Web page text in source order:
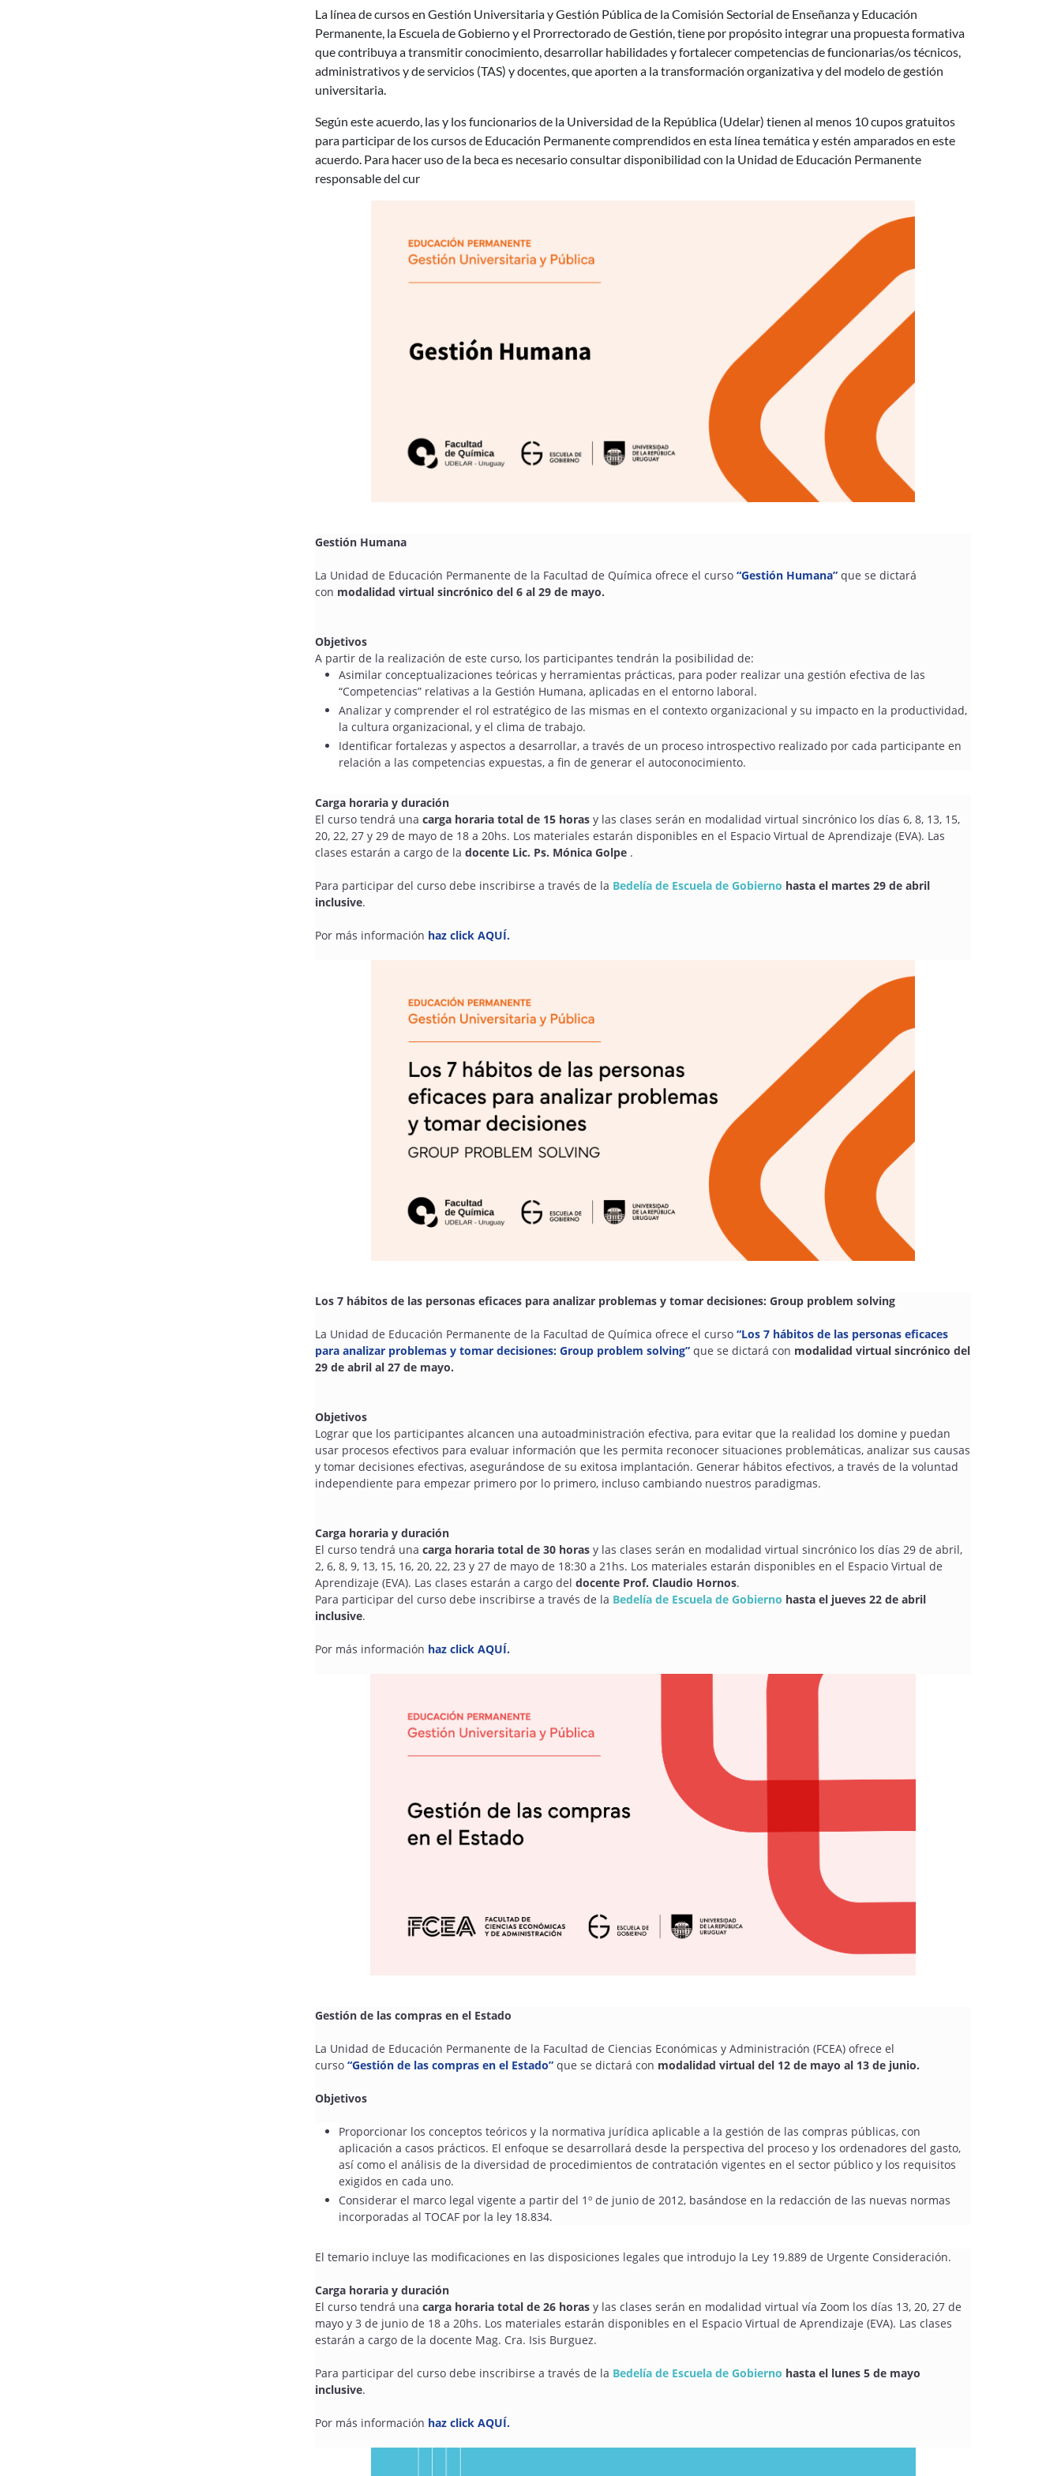
La línea de cursos en Gestión Universitaria y Gestión Pública de la Comisión Sectorial de Enseñanza y Educación
Permanente, la Escuela de Gobierno y el Prorrectorado de Gestión, tiene por propósito integrar una propuesta formativa
que contribuya a transmitir conocimiento, desarrollar habilidades y fortalecer competencias de funcionarias/os técnicos,
administrativos y de servicios (TAS) y docentes, que aporten a la transformación organizativa y del modelo de gestión
universitaria.
Según este acuerdo, las y los funcionarios de la Universidad de la República (Udelar) tienen al menos 10 cupos gratuitos
para participar de los cursos de Educación Permanente comprendidos en esta línea temática y estén amparados en este
acuerdo. Para hacer uso de la beca es necesario consultar disponibilidad con la Unidad de Educación Permanente
responsable del cur
Gestión Humana
La Unidad de Educación Permanente de la Facultad de Química ofrece el curso “Gestión Humana” que se dictará
con modalidad virtual sincrónico del 6 al 29 de mayo.
Objetivos
A partir de la realización de este curso, los participantes tendrán la posibilidad de:
Asimilar conceptualizaciones teóricas y herramientas prácticas, para poder realizar una gestión efectiva de las
“Competencias” relativas a la Gestión Humana, aplicadas en el entorno laboral.
Analizar y comprender el rol estratégico de las mismas en el contexto organizacional y su impacto en la productividad,
la cultura organizacional, y el clima de trabajo.
Identificar fortalezas y aspectos a desarrollar, a través de un proceso introspectivo realizado por cada participante en
relación a las competencias expuestas, a fin de generar el autoconocimiento.
Carga horaria y duración
El curso tendrá una carga horaria total de 15 horas y las clases serán en modalidad virtual sincrónico los días 6, 8, 13, 15,
20, 22, 27 y 29 de mayo de 18 a 20hs. Los materiales estarán disponibles en el Espacio Virtual de Aprendizaje (EVA). Las
clases estarán a cargo de la docente Lic. Ps. Mónica Golpe .
Para participar del curso debe inscribirse a través de la Bedelía de Escuela de Gobierno hasta el martes 29 de abril
inclusive.
Por más información haz click AQUÍ.
Los 7 hábitos de las personas eficaces para analizar problemas y tomar decisiones: Group problem solving
La Unidad de Educación Permanente de la Facultad de Química ofrece el curso “Los 7 hábitos de las personas eficaces
para analizar problemas y tomar decisiones: Group problem solving” que se dictará con modalidad virtual sincrónico del
29 de abril al 27 de mayo.
Objetivos
Lograr que los participantes alcancen una autoadministración efectiva, para evitar que la realidad los domine y puedan
usar procesos efectivos para evaluar información que les permita reconocer situaciones problemáticas, analizar sus causas
y tomar decisiones efectivas, asegurándose de su exitosa implantación. Generar hábitos efectivos, a través de la voluntad
independiente para empezar primero por lo primero, incluso cambiando nuestros paradigmas.
Carga horaria y duración
El curso tendrá una carga horaria total de 30 horas y las clases serán en modalidad virtual sincrónico los días 29 de abril,
2, 6, 8, 9, 13, 15, 16, 20, 22, 23 y 27 de mayo de 18:30 a 21hs. Los materiales estarán disponibles en el Espacio Virtual de
Aprendizaje (EVA). Las clases estarán a cargo del docente Prof. Claudio Hornos.
Para participar del curso debe inscribirse a través de la Bedelía de Escuela de Gobierno hasta el jueves 22 de abril
inclusive.
Por más información haz click AQUÍ.
Gestión de las compras en el Estado
La Unidad de Educación Permanente de la Facultad de Ciencias Económicas y Administración (FCEA) ofrece el
curso “Gestión de las compras en el Estado” que se dictará con modalidad virtual del 12 de mayo al 13 de junio.
Objetivos
Proporcionar los conceptos teóricos y la normativa jurídica aplicable a la gestión de las compras públicas, con
aplicación a casos prácticos. El enfoque se desarrollará desde la perspectiva del proceso y los ordenadores del gasto,
así como el análisis de la diversidad de procedimientos de contratación vigentes en el sector público y los requisitos
exigidos en cada uno.
Considerar el marco legal vigente a partir del 1º de junio de 2012, basándose en la redacción de las nuevas normas
incorporadas al TOCAF por la ley 18.834.
El temario incluye las modificaciones en las disposiciones legales que introdujo la Ley 19.889 de Urgente Consideración.
Carga horaria y duración
El curso tendrá una carga horaria total de 26 horas y las clases serán en modalidad virtual vía Zoom los días 13, 20, 27 de
mayo y 3 de junio de 18 a 20hs. Los materiales estarán disponibles en el Espacio Virtual de Aprendizaje (EVA). Las clases
estarán a cargo de la docente Mag. Cra. Isis Burguez.
Para participar del curso debe inscribirse a través de la Bedelía de Escuela de Gobierno hasta el lunes 5 de mayo
inclusive.
Por más información haz click AQUÍ.